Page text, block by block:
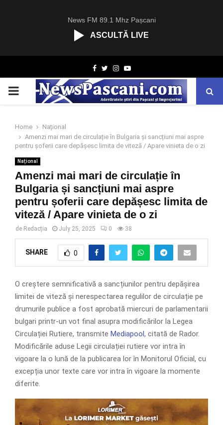
News FM 89.1 Mhz Pașcani
ASCULTĂ LIVE
Facebook
TwitterInstagram
Youtube
PRIMARY
Home
Național
Amenzi mai mari de circulație în Bulgaria și sancțiuni mai aspre
pentru șoferii care depășesc limita de viteză / Apare vinieta de o zi
Național
Amenzi mai mari de circulație în
Bulgaria și sancțiuni mai aspre
pentru șoferii care depășesc limita de
viteză / Apare vinieta de o zi
de Redacția July 25, 2025 0 38
SHARE 0
O creștere semnificativă a sancțiunilor pentru depășirea
limitei de viteză și nerespectarea regulilor de circulație pe
drumurile publice a fost aprobată miercuri de parlamentarii
bulgari printr-un vot final asupra modificărilor la Legea
Circulației Rutiere, transmite Mediapool, citată de Rador.
Modificările aduse Legii circulației rutiere vor intra în
vigoare la o lună de la publicarea lor în Monitorul Oficial, cu
excepția unor texte care vor intra în vigoare la momente
diferite.